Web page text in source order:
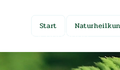
Schürmann
Start